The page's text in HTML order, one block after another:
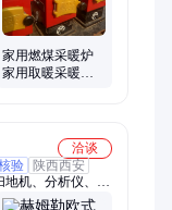
家用燃煤采暖炉
家用取暖采暖气
洽谈
验 陕西西安
机、分析仪、监
箱、地暖垫、脚